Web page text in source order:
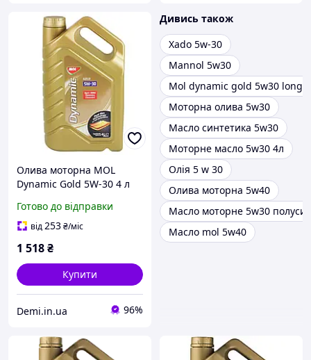
Олива моторна MOL
Dynamic Gold 5W-30 4 л
Готово до відправки
від253₴/міс
1 518₴
Купити
Demi.in.ua 96%
Дивись також
Xado 5w-30
Mannol 5w30
Mol dynamic gold 5w30
Моторна олива 5w30
Масло синтетика 5w30
Моторне масло 5w30 4л
Олія 5 w 30
Олива моторна 5w40
Масло моторне 5w30
Масло mol 5w40